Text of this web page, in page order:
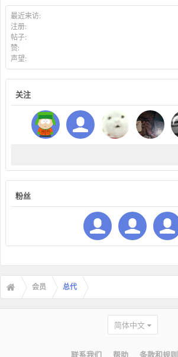
最近来访:
注册:
帖子:
赞:
声望:
关注
粉丝
会员 总代
简体中文
联系我们 帮助 条款和规则